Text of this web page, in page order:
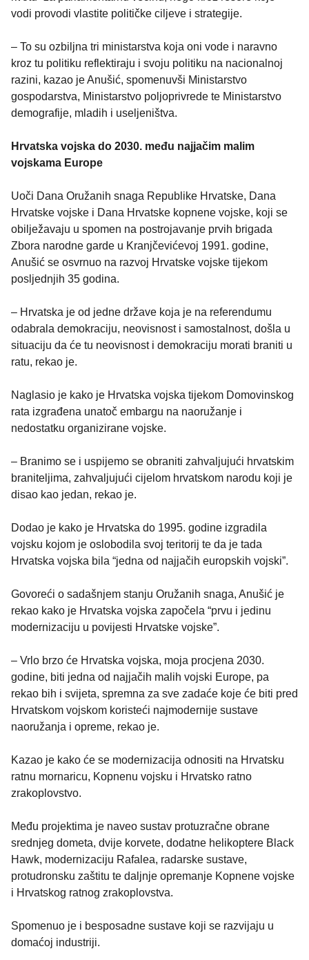
vodi provodi vlastite političke ciljeve i strategije.
– To su ozbiljna tri ministarstva koja oni vode i naravno
kroz tu politiku reflektiraju i svoju politiku na nacionalnoj
razini, kazao je Anušić, spomenuvši Ministarstvo
gospodarstva, Ministarstvo poljoprivrede te Ministarstvo
demografije, mladih i useljeništva.
Hrvatska vojska do 2030. među najjačim malim
vojskama Europe
Uoči Dana Oružanih snaga Republike Hrvatske, Dana
Hrvatske vojske i Dana Hrvatske kopnene vojske, koji se
obilježavaju u spomen na postrojavanje prvih brigada
Zbora narodne garde u Kranjčevićevoj 1991. godine,
Anušić se osvrnuo na razvoj Hrvatske vojske tijekom
posljednjih 35 godina.
– Hrvatska je od jedne države koja je na referendumu
odabrala demokraciju, neovisnost i samostalnost, došla u
situaciju da će tu neovisnost i demokraciju morati braniti u
ratu, rekao je.
Naglasio je kako je Hrvatska vojska tijekom Domovinskog
rata izgrađena unatoč embargu na naoružanje i
nedostatku organizirane vojske.
– Branimo se i uspijemo se obraniti zahvaljujući hrvatskim
braniteljima, zahvaljujući cijelom hrvatskom narodu koji je
disao kao jedan, rekao je.
Dodao je kako je Hrvatska do 1995. godine izgradila
vojsku kojom je oslobodila svoj teritorij te da je tada
Hrvatska vojska bila “jedna od najjačih europskih vojski”.
Govoreći o sadašnjem stanju Oružanih snaga, Anušić je
rekao kako je Hrvatska vojska započela “prvu i jedinu
modernizaciju u povijesti Hrvatske vojske”.
– Vrlo brzo će Hrvatska vojska, moja procjena 2030.
godine, biti jedna od najjačih malih vojski Europe, pa
rekao bih i svijeta, spremna za sve zadaće koje će biti pred
Hrvatskom vojskom koristeći najmodernije sustave
naoružanja i opreme, rekao je.
Kazao je kako će se modernizacija odnositi na Hrvatsku
ratnu mornaricu, Kopnenu vojsku i Hrvatsko ratno
zrakoplovstvo.
Među projektima je naveo sustav protuzračne obrane
srednjeg dometa, dvije korvete, dodatne helikoptere Black
Hawk, modernizaciju Rafalea, radarske sustave,
protudronsku zaštitu te daljnje opremanje Kopnene vojske
i Hrvatskog ratnog zrakoplovstva.
Spomenuo je i besposadne sustave koji se razvijaju u
domaćoj industriji.